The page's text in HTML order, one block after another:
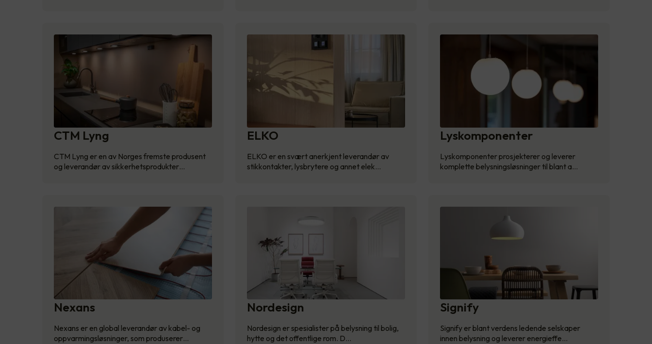
CTM Lyng
CTM Lyng er en av Norges fremste produsent
og leverandør av sikkerhetsprodukter…
ELKO
ELKO er en svært anerkjent leverandør av
stikkontakter, lysbrytere og annet elek…
Lyskomponenter
Lyskomponenter prosjekterer og leverer
komplette belysningsløsninger til blant a…
Nexans
Nexans er en global leverandør av kabel- og
oppvarmingsløsninger, som produserer…
Nordesign
Nordesign er spesialister på belysning til bolig,
hytte og det offentlige rom. D…
Signify
Signify er blant verdens ledende selskaper
innen belysning og leverer energieffe…